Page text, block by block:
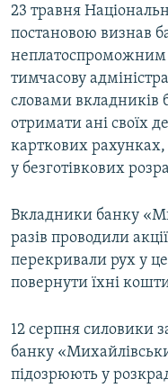
23 травня
постановою визнав
неплатоспроможним
тимчасову
словами вкладників
отримати ані своїх
карткових рахунках,
у безготівкових
Вкладники банку
разів проводили
перекривали рух у
повернути їхні
12 серпня силовики
банку
підозрюють у